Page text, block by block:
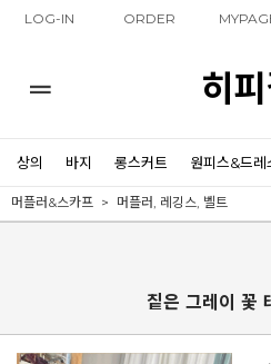
LOG-IN ORDER
히
상의 바지 롱스커트 원피스&드레
머플러&스카프 머플러, 레깅스, 벨트
짙은 그레이 꽃